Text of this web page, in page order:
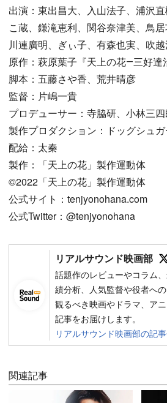
出演：東出昌大、入山法子、浦沢
こ蔵、鎌滝恵利、関谷奈津美、鳥居
川連廣明、ぎぃ子、有森也実、吹
原作：萩原葉子『天上の花―三好達
脚本：五藤さや香、荒井晴彦
監督：片嶋一貴
プロデューサー：寺脇研、小林三
製作プロダクション：ドッグシュ
配給：太秦
製作：「天上の花」製作運動体
©︎2022「天上の花」製作運動体
公式サイト：tenjyonohana.com
公式Twitter：@tenjyonohana
リアルサウンド映画部
話題作のレビューやコラム
績分析、人気監督や役者へ
観るべき映画やドラマ、ア
記事をお届けします。
リアルサウンド映画部の記
関連記事